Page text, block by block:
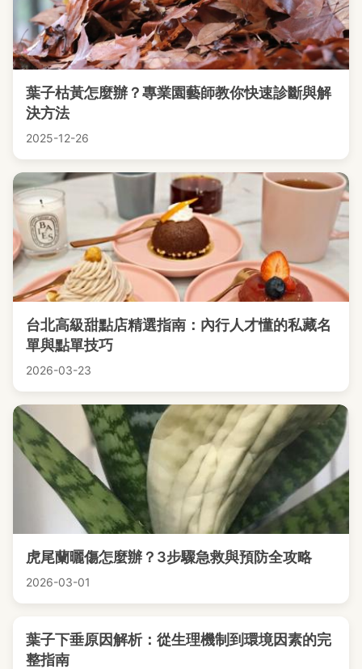
葉子枯黃怎麼辦？專業園藝師教你快速診斷與解
決方法
2025-12-26
台北高級甜點店精選指南：內行人才懂的私藏名
單與點單技巧
2026-03-23
虎尾蘭曬傷怎麼辦？3步驟急救與預防全攻略
2026-03-01
葉子下垂原因解析：從生理機制到環境因素的完
整指南